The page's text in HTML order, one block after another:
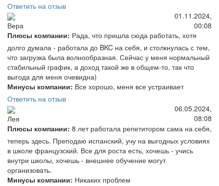
Ответить на отзыв
Вера
01.11.2024,
00:08
Плюсы компании: Рада, что пришла сюда работать, хотя
долго думала - работала до BKC на себя, и столкнулась с тем,
что загрузка была волнообразная. Сейчас у меня нормальный
стабильный график, а доход такой же в общем-то, так что
выгода для меня очевидна)
Минусы компании: Все хорошо, меня все устраивает
Ответить на отзыв
Лея
06.05.2024,
08:08
Плюсы компании: 8 лет работала репетитором сама на себя,
теперь здесь. Преподаю испанский, учу на выгодных условиях
в школе французский. Все для роста есть, хочешь - учись
внутри школы, хочешь - внешнее обучение могут
организовать.
Минусы компании: Никаких проблем